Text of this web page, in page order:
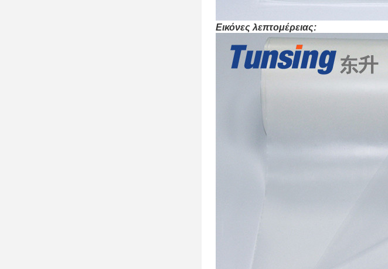
Εικόνες λεπτομέρειας: